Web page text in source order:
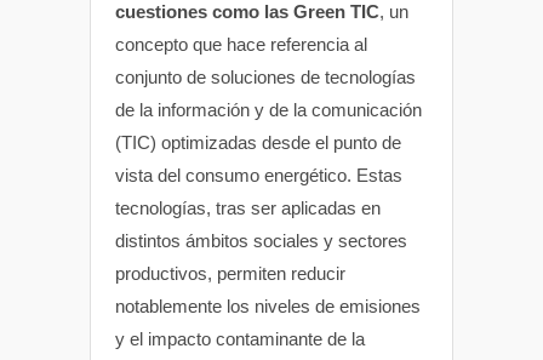
cuestiones como las Green TIC, un
concepto que hace referencia al
conjunto de soluciones de tecnologías
de la información y de la comunicación
(TIC) optimizadas desde el punto de
vista del consumo energético. Estas
tecnologías, tras ser aplicadas en
distintos ámbitos sociales y sectores
productivos, permiten reducir
notablemente los niveles de emisiones
y el impacto contaminante de la